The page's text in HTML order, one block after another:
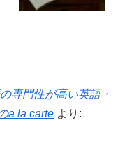
専門性が高い英語・
a la carte より: